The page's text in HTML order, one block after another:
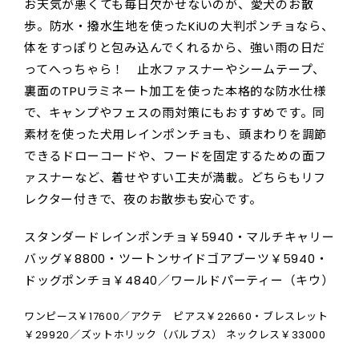
お天気が悪くても毎日欠かせないのが、愛犬のお散
歩。防水・撥水生地を使ったKiUの大判ポンチョなら、
体をすっぽりと包み込んでくれるから、強い雨の日だ
ってへっちゃら！ 止水ファスナーやシームテープ、
裏面のTPUラミネート加工を使った本格的な防水仕様
で、キャンプやフェスの雨対策にもおすすめです。同
素材を使った犬用レインポンチョも、頭まわりを調節
できるドローコードや、フードを固定するための面フ
ァスナーなど、着せやすい工夫が満載。どちらもリフ
レクター付きで、夜のお散歩も安心です。
スタンダードレインポンチョ￥5940・マルチキャリー
バッグ￥8800・ツートンサイドゴアブーツ￥5940・
ドッグポンチョ￥4840／ワールドパーティー（キウ）
ワンピース￥17600／アクテ ピアス￥22660・ブレスレット
￥29920／ズットホリック（バルブス） ネックレス￥33000